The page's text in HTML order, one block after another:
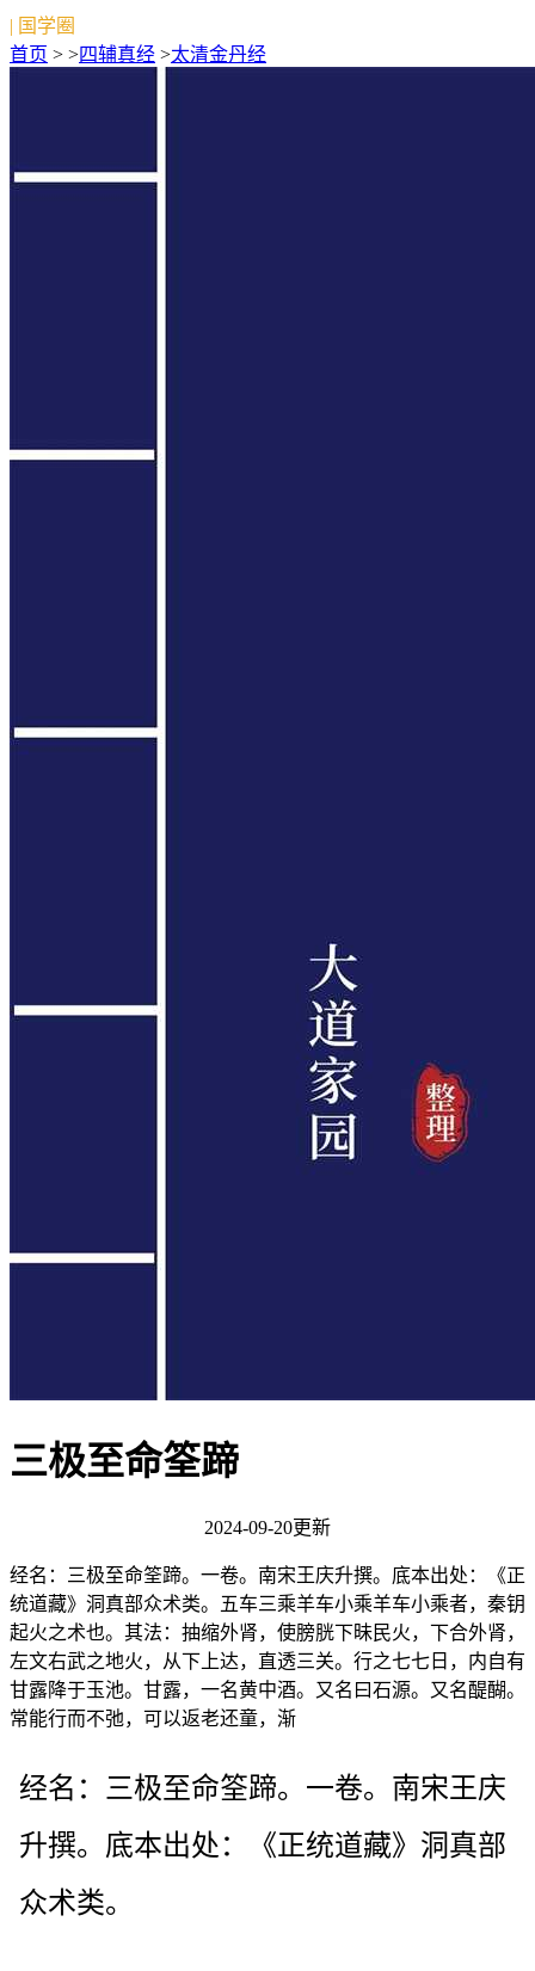
| 国学圈
首页 > >四辅真经 >太清金丹经
三极至命筌蹄
2024-09-20更新
经名：三极至命筌蹄。一卷。南宋王庆升撰。底本出处：《正
统道藏》洞真部众术类。五车三乘羊车小乘羊车小乘者，秦钥
起火之术也。其法：抽缩外肾，使膀胱下昧民火，下合外肾，
左文右武之地火，从下上达，直透三关。行之七七日，内自有
甘露降于玉池。甘露，一名黄中酒。又名曰石源。又名醍醐。
常能行而不弛，可以返老还童，渐
经名：三极至命筌蹄。一卷。南宋王庆
升撰。底本出处：《正统道藏》洞真部
众术类。